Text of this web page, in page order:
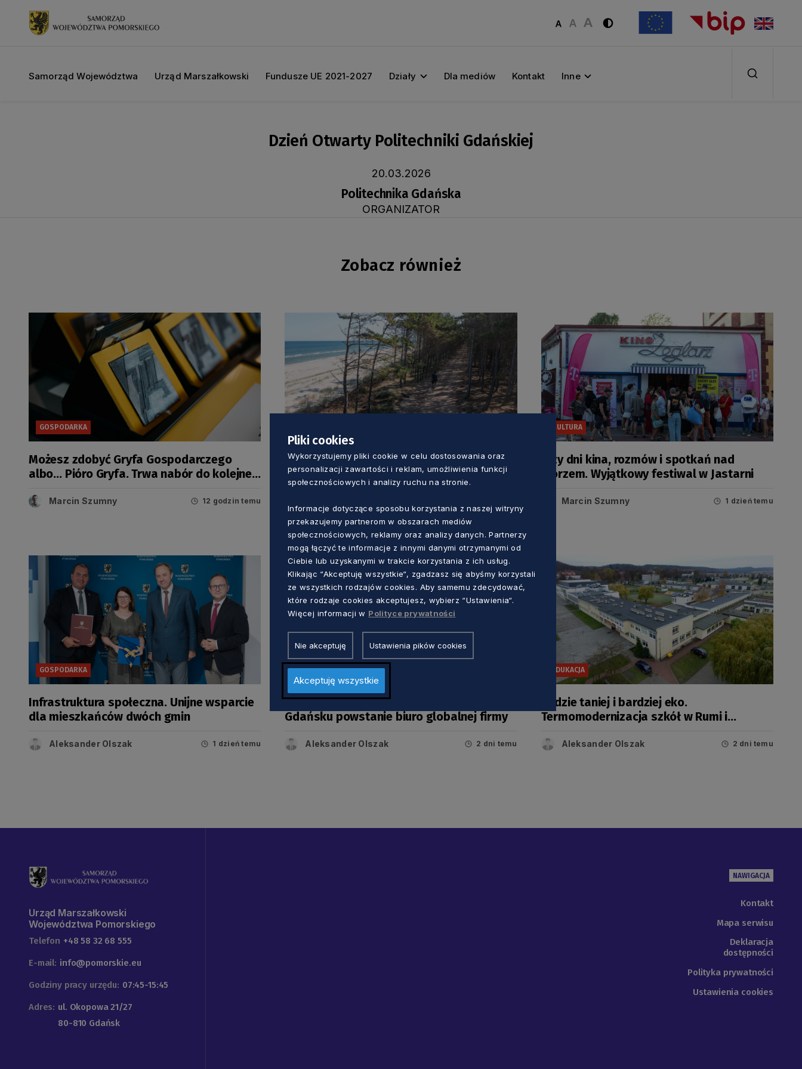
Samorząd Województwa Urząd Marszałkowski Fundusze UE 2021-2027 Działy Dla mediów Kontakt Inne
Dzień Otwarty Politechniki Gdańskiej
20.03.2026
Politechnika Gdańska
ORGANIZATOR
Zobacz również
GOSPODARKA
Możesz zdobyć Gryfa Gospodarczego
albo… Pióro Gryfa. Trwa nabór do kolejnej
Marcin Szumny 12 godzin temu
EuroVelo 10/13. Jak przejechać w rejonie
budowanej elektrowni jądrowej?
KULTURA
Trzy dni kina, rozmów i spotkań nad
morzem. Wyjątkowy festiwal w Jastarni
Marcin Szumny 1 dzień temu
GOSPODARKA
Infrastruktura społeczna. Unijne wsparcie
dla mieszkańców dwóch gmin
Aleksander Olszak 1 dzień temu
GOSPODARKA
Amerykanie inwestują nad Motławą. W
Gdańsku powstanie biuro globalnej firmy
Aleksander Olszak 2 dni temu
EDUKACJA
Będzie taniej i bardziej eko.
Termomodernizacja szkół w Rumi i
Aleksander Olszak 2 dni temu
Urząd Marszałkowski
Województwa Pomorskiego
Telefon +48 58 32 68 555
E-mail: info@pomorskie.eu
Godziny pracy urzędu: 07:45-15:45
Adres: ul. Okopowa 21/27
80-810 Gdańsk
NAWIGACJA
Kontakt
Mapa serwisu
Deklaracja
dostępności
Polityka prywatności
Ustawienia cookies
Pliki cookies
Wykorzystujemy pliki cookie w celu dostosowania oraz
personalizacji zawartości i reklam, umożliwienia funkcji
społecznościowych i analizy ruchu na stronie.
Informacje dotyczące sposobu korzystania z naszej witryny
przekazujemy partnerom w obszarach mediów
społecznościowych, reklamy oraz analizy danych. Partnerzy
mogą łączyć te informacje z innymi danymi otrzymanymi od
Ciebie lub uzyskanymi w trakcie korzystania z ich usług.
Klikając “Akceptuję wszystkie“, zgadzasz się abyśmy korzystali
ze wszystkich rodzajów cookies. Aby samemu zdecydować,
które rodzaje cookies akceptujesz, wybierz “Ustawienia“.
Więcej informacji w Polityce prywatności
Nie akceptuję Ustawienia pików cookies
Akceptuję wszystkie